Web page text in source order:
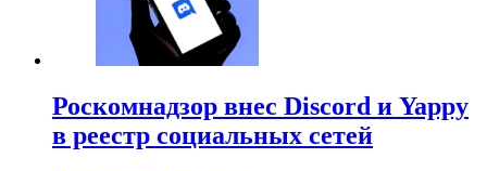
Роскомнадзор внес Discord и Yappy
в реестр социальных сетей